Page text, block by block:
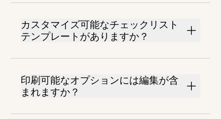
カスタマイズ可能なチェックリスト
テンプレートがありますか？
印刷可能なオプションには編集が含
まれますか？